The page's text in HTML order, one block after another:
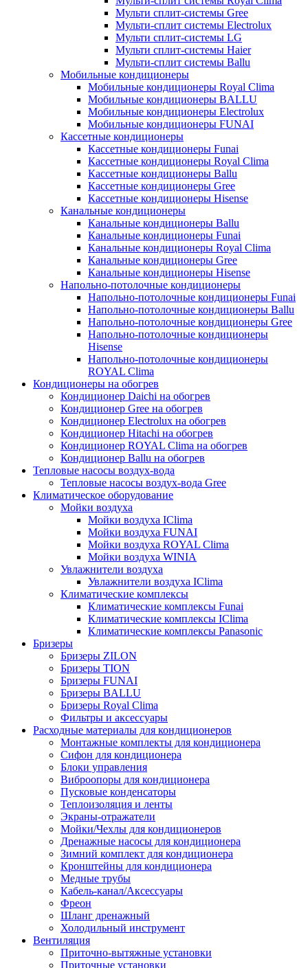
Мульти сплит-системы Gree
Мульти-сплит системы Electrolux
Мульти сплит-системы LG
Мульти сплит-системы Haier
Мульти-сплит системы Ballu
Мобильные кондиционеры
Мобильные кондиционеры Royal Clima
Мобильные кондиционеры BALLU
Мобильные кондиционеры Electrolux
Мобильные кондиционеры FUNAI
Кассетные кондиционеры
Кассетные кондиционеры Funai
Кассетные кондиционеры Royal Clima
Кассетные кондиционеры Ballu
Кассетные кондиционеры Gree
Кассетные кондиционеры Hisense
Канальные кондиционеры
Канальные кондиционеры Ballu
Канальные кондиционеры Funai
Канальные кондиционеры Royal Clima
Канальные кондиционеры Gree
Канальные кондиционеры Hisense
Напольно-потолочные кондиционеры
Напольно-потолочные кондиционеры Funai
Напольно-потолочные кондиционеры Ballu
Напольно-потолочные кондиционеры Gree
Напольно-потолочные кондиционеры
Hisense
Напольно-потолочные кондиционеры
ROYAL Clima
Кондиционеры на обогрев
Кондиционер Daichi на обогрев
Кондиционер Gree на обогрев
Кондиционер Electrolux на обогрев
Кондиционер Hitachi на обогрев
Кондиционер ROYAL Clima на обогрев
Кондиционер Ballu на обогрев
Тепловые насосы воздух-вода
Тепловые насосы воздух-вода Gree
Климатическое оборудование
Мойки воздуха
Мойки воздуха IClima
Мойки воздуха FUNAI
Мойки воздуха ROYAL Clima
Мойки воздуха WINIA
Увлажнители воздуха
Увлажнители воздуха IClima
Климатические комплексы
Климатические комплексы Funai
Климатические комплексы IClima
Климатические комплексы Panasonic
Бризеры
Бризеры ZILON
Бризеры TION
Бризеры FUNAI
Бризеры BALLU
Бризеры Royal Clima
Фильтры и аксессуары
Расходные материалы для кондиционеров
Монтажные комплекты для кондиционера
Сифон для кондиционера
Блоки управления
Виброопоры для кондиционера
Пусковые конденсаторы
Теплоизоляция и ленты
Экраны-отражатели
Мойки/Чехлы для кондиционеров
Дренажные насосы для кондиционера
Зимний комплект для кондиционера
Кронштейны для кондиционера
Медные трубы
Кабель-канал/Аксессуары
Фреон
Шланг дренажный
Холодильный инструмент
Вентиляция
Приточно-вытяжные установки
Приточные установки